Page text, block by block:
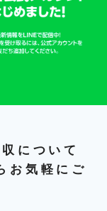
について
お気軽にご